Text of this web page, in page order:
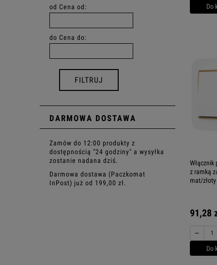
od Cena od:
do Cena do:
FILTRUJ
DARMOWA DOSTAWA
Zamów do 12:00 produkty z
dostępnością "24 godziny" a wysyłka
zostanie nadana dziś.
Darmowa dostawa (Paczkomat
InPost) już od 199,00 zł.
Do
z ramką
mat/złoty
91,28
−
Do